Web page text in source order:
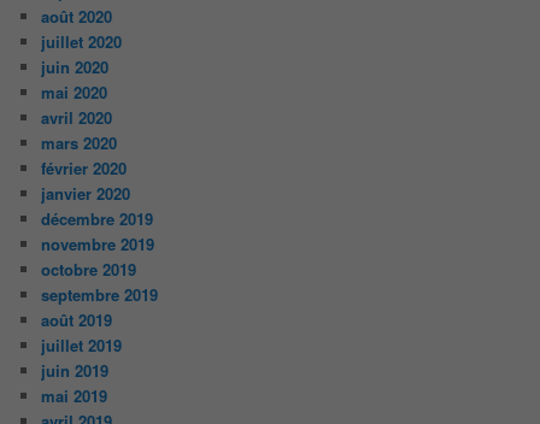
août 2020
juillet 2020
juin 2020
mai 2020
avril 2020
mars 2020
février 2020
janvier 2020
décembre 2019
novembre 2019
octobre 2019
septembre 2019
août 2019
juillet 2019
juin 2019
mai 2019